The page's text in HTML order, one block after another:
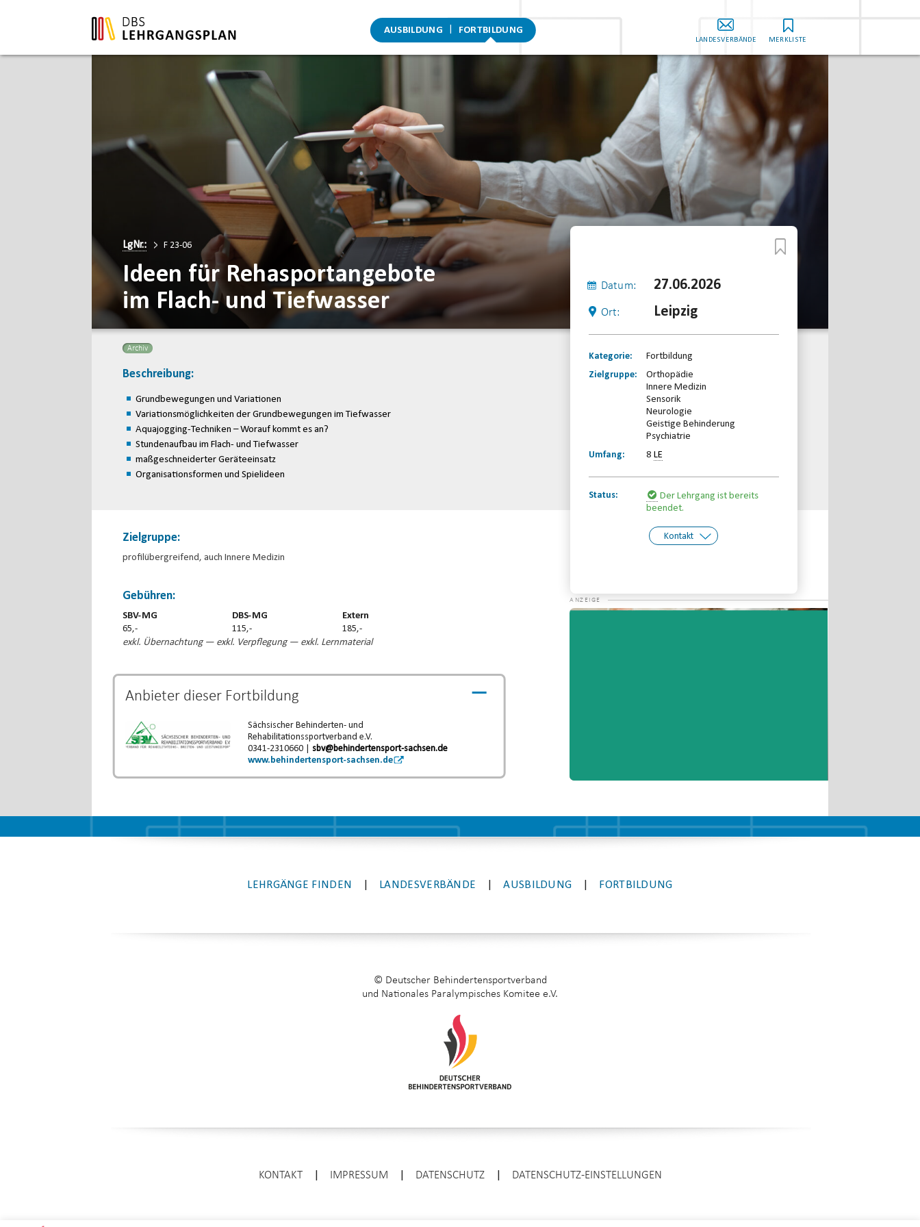
AUSBILDUNG FORTBILDUNG
LANDESVERBÄNDE MERKLISTE
LgNr.: F 23-06
Ideen für Rehasportangebote
im Flach- und Tiefwasser
Datum: 27.06.2026
Ort: Leipzig
Kategorie:
Fortbildung
Zielgruppe:
Orthopädie
Innere Medizin
Sensorik
Neurologie
Geistige Behinderung
Psychiatrie
Umfang:
8 LE
Status:
Der Lehrgang ist bereits
beendet.
Kontakt
Email
Archiv
Beschreibung:
Grundbewegungen und Variationen
Variationsmöglichkeiten der Grundbewegungen im Tiefwasser
Aquajogging-Techniken – Worauf kommt es an?
Stundenaufbau im Flach- und Tiefwasser
maßgeschneiderter Geräteeinsatz
Organisationsformen und Spielideen
Zielgruppe:
profilübergreifend, auch Innere Medizin
Gebühren:
SBV-MG DBS-MG
Extern
65,-
115,-
185,-
exkl. Übernachtung — exkl. Verpflegung — exkl. Lernmaterial
Anbieter dieser Fortbildung
Sächsischer Behinderten- und
Rehabilitationssportverband e.V.
0341-2310660 | sbv@behindertensport-sachsen.de
www.behindertensport-sachsen.de
Video-
LEHRGÄNGE FINDEN LANDESVERBÄNDE AUSBILDUNG FORTBILDUNG
© Deutscher Behindertensportverband
und Nationales Paralympisches Komitee e.V.
KONTAKT IMPRESSUM DATENSCHUTZ DATENSCHUTZ-EINSTELLUNGEN